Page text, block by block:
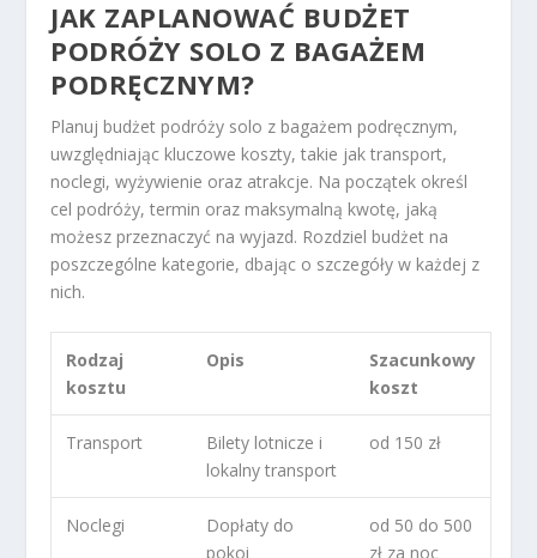
JAK ZAPLANOWAĆ BUDŻET
PODRÓŻY SOLO Z BAGAŻEM
PODRĘCZNYM?
Planuj budżet podróży solo z bagażem podręcznym,
uwzględniając kluczowe koszty, takie jak transport,
noclegi, wyżywienie oraz atrakcje. Na początek określ
cel podróży, termin oraz maksymalną kwotę, jaką
możesz przeznaczyć na wyjazd. Rozdziel budżet na
poszczególne kategorie, dbając o szczegóły w każdej z
nich.
Rodzaj
kosztu
Opis
Szacunkowy
koszt
Transport
Bilety lotnicze i
lokalny transport
od 150 zł
Noclegi
Dopłaty do
pokoi
od 50 do 500
zł za noc